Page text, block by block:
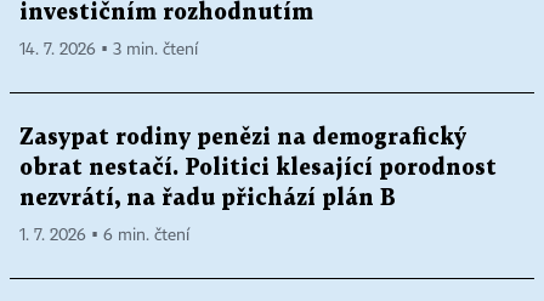
investičním rozhodnutím
14. 7. 2026 ▪ 3 min. čtení
Zasypat rodiny penězi na demografický
obrat nestačí. Politici klesající porodnost
nezvrátí, na řadu přichází plán B
1. 7. 2026 ▪ 6 min. čtení